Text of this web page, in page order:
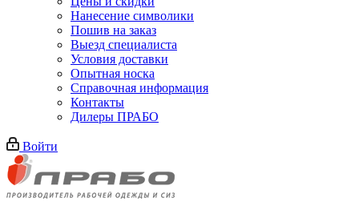
Нанесение символики
Пошив на заказ
Выезд специалиста
Условия доставки
Опытная носка
Справочная информация
Контакты
Дилеры ПРАБО
Войти